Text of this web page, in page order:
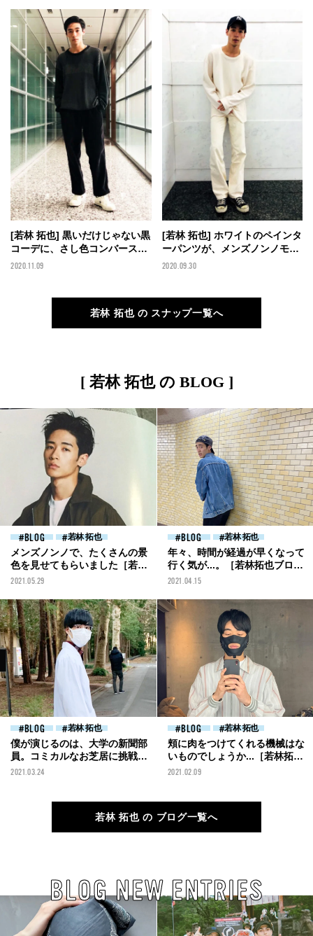
[若林 拓也] 黒いだけじゃない黒
コーデに、さし色コンバースを
効かせて！
2020.11.09
[若林 拓也] ホワイトのペインタ
ーパンツが、メンズノンノモデ
ルのトレンド⁉︎
2020.09.30
若林 拓也 の スナップ一覧へ
[ 若林 拓也 の BLOG ]
BLOG 若林 拓也
メンズノンノで、たくさんの景
色を見せてもらいました［若林
拓也ブログ］
2021.05.29
BLOG 若林 拓也
年々、時間が経過が早くなって
行く気が...。［若林拓也ブロ
グ］
2021.04.15
BLOG 若林 拓也
僕が演じるのは、大学の新聞部
員。コミカルなお芝居に挑戦し
ています！［若林拓也ブログ］
2021.03.24
BLOG 若林 拓也
頬に肉をつけてくれる機械はな
いものでしょうか...［若林拓也
ブログ］
2021.02.09
若林 拓也 の ブログ一覧へ
BLOG NEW ENTRIES